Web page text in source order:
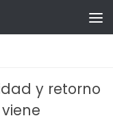
y retorno